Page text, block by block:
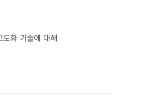
화 기술에 대해